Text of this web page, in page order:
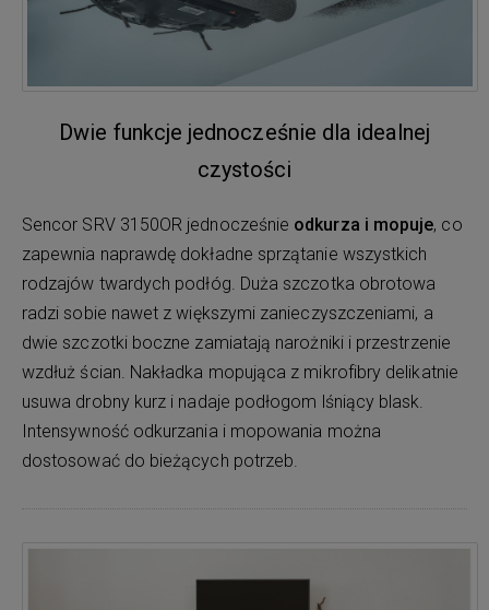
Dwie funkcje jednocześnie dla idealnej
czystości
Sencor SRV 3150OR jednocześnie odkurza i mopuje, co
zapewnia naprawdę dokładne sprzątanie wszystkich
rodzajów twardych podłóg. Duża szczotka obrotowa
radzi sobie nawet z większymi zanieczyszczeniami, a
dwie szczotki boczne zamiatają narożniki i przestrzenie
wzdłuż ścian. Nakładka mopująca z mikrofibry delikatnie
usuwa drobny kurz i nadaje podłogom lśniący blask.
Intensywność odkurzania i mopowania można
dostosować do bieżących potrzeb.